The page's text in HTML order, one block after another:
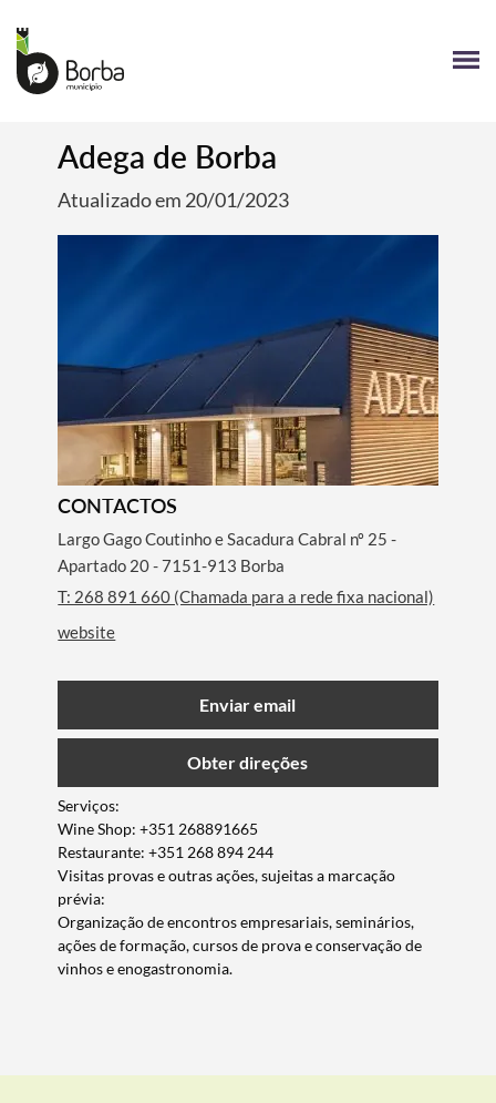
Adega de Borba
Atualizado em 20/01/2023
CONTACTOS
Largo Gago Coutinho e Sacadura Cabral nº 25 -
Apartado 20 - 7151-913 Borba
T: 268 891 660 (Chamada para a rede fixa nacional)
website
Enviar email
Obter direções
Serviços:
Wine Shop: +351 268891665
Restaurante: +351 268 894 244
Visitas provas e outras ações, sujeitas a marcação
prévia:
Organização de encontros empresariais, seminários,
ações de formação, cursos de prova e conservação de
vinhos e enogastronomia.